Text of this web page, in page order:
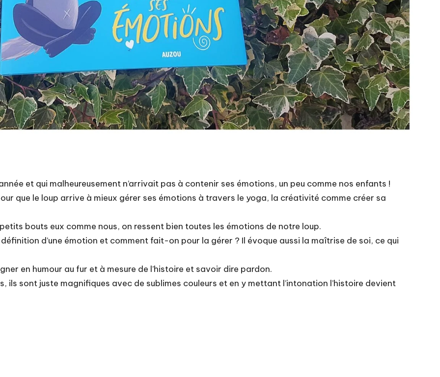
et qui malheureusement n’arrivait pas à contenir ses émotions, un peu comme nos enfants !
que le loup arrive à mieux gérer ses émotions à travers le yoga, la créativité comme créer sa
bouts eux comme nous, on ressent bien toutes les émotions de notre loup.
d’une émotion et comment fait-on pour la gérer ? Il évoque aussi la maîtrise de soi, ce qui
en humour au fur et à mesure de l’histoire et savoir dire pardon.
ils sont juste magnifiques avec de sublimes couleurs et en y mettant l’intonation l’histoire devient